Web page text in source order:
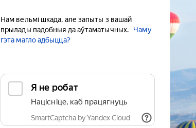
Нам вельмі шкада, але запыты з вашай
прылады падобныя да аўтаматычных.
Чаму
гэта магло адбыцца?
Я не робат
Націсніце, каб працягнуць
SmartCaptcha by Yandex Cloud